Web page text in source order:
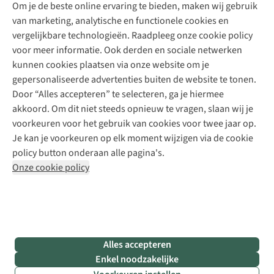
Om je de beste online ervaring te bieden, maken wij gebruik
van marketing, analytische en functionele cookies en
vergelijkbare technologieën. Raadpleeg onze cookie policy
voor meer informatie. Ook derden en sociale netwerken
kunnen cookies plaatsen via onze website om je
gepersonaliseerde advertenties buiten de website te tonen.
Door “Alles accepteren” te selecteren, ga je hiermee
akkoord. Om dit niet steeds opnieuw te vragen, slaan wij je
voorkeuren voor het gebruik van cookies voor twee jaar op.
Je kan je voorkeuren op elk moment wijzigen via de cookie
policy button onderaan alle pagina's.
Onze cookie policy
Alles accepteren
Enkel noodzakelijke
Schoenherstelling
Kledingherstelling
Retouches
Voor bedrijven
Explore Camp
Gear Check
Inspiratie & advies
Meld je aan voor de nieuwsbrief
Follow us
Disclaimer Privacy Policy
Algemene voorwaarden
Cookie Policy